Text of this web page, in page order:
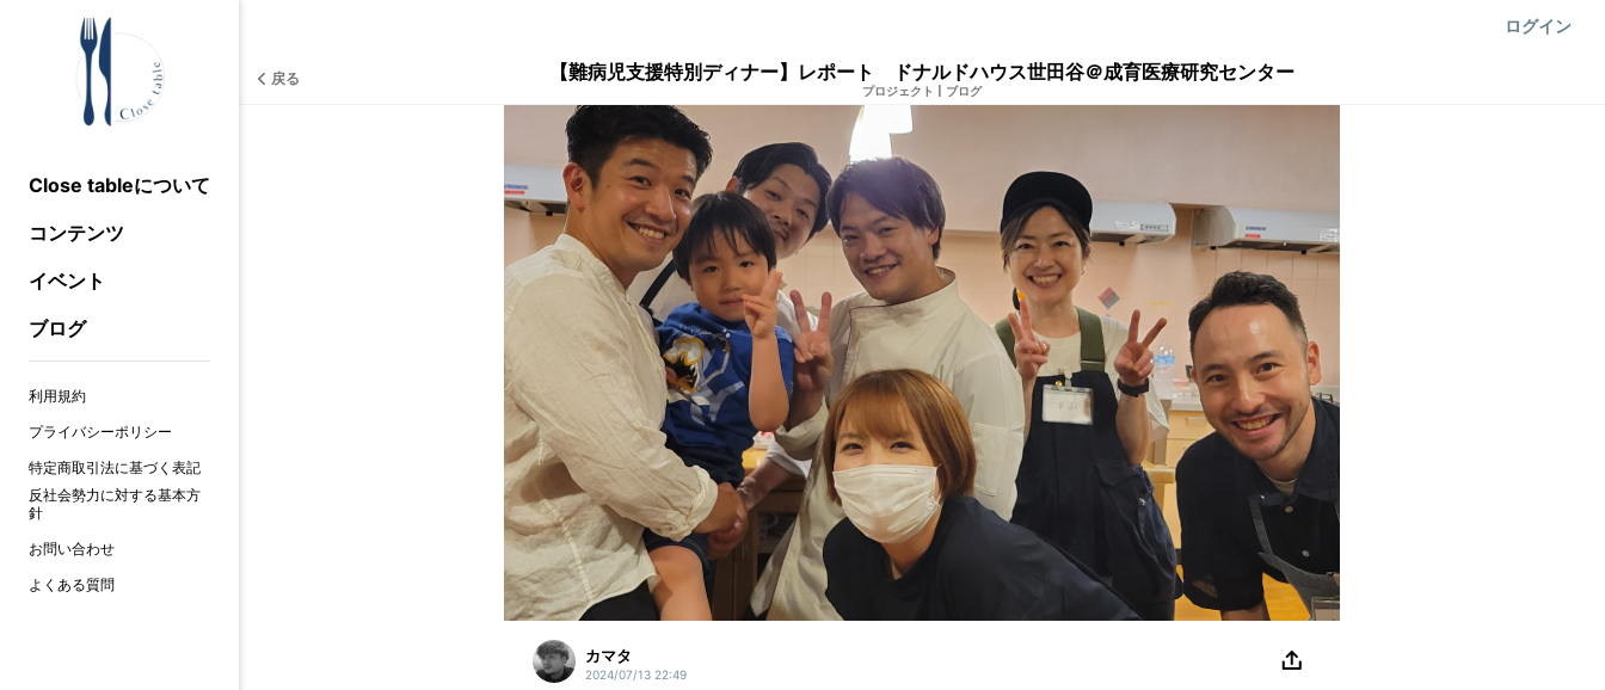
ログイン
Close tableについて
コンテンツ
イベント
ブログ
利用規約
プライバシーポリシー
特定商取引法に基づく表記
反社会勢力に対する基本方
針
お問い合わせ
よくある質問
戻る 【難病児支援特別ディナー】レポート ドナルドハウス世田谷＠成育医療研究センター
プロジェクト ブログ
カマタ
2024/07/13 22:49